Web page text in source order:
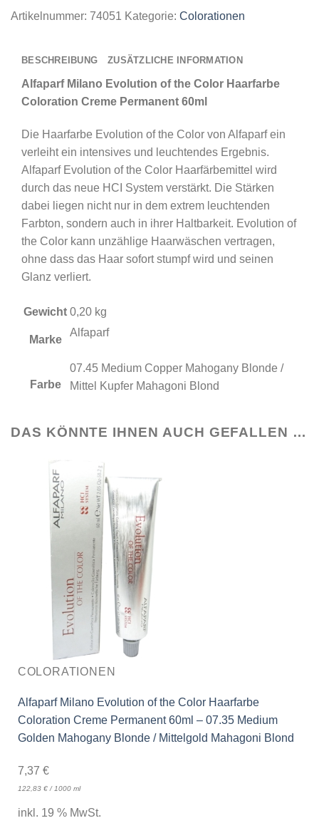
Artikelnummer: 74051 Kategorie: Colorationen
BESCHREIBUNG ZUSÄTZLICHE INFORMATION
Alfaparf Milano Evolution of the Color Haarfarbe
Coloration Creme Permanent 60ml
Die Haarfarbe Evolution of the Color von Alfaparf ein
verleiht ein intensives und leuchtendes Ergebnis.
Alfaparf Evolution of the Color Haarfärbemittel wird
durch das neue HCI System verstärkt. Die Stärken
dabei liegen nicht nur in dem extrem leuchtenden
Farbton, sondern auch in ihrer Haltbarkeit. Evolution of
the Color kann unzählige Haarwäschen vertragen,
ohne dass das Haar sofort stumpf wird und seinen
Glanz verliert.
Gewicht 0,20 kg
Marke
Alfaparf
Farbe
07.45 Medium Copper Mahogany Blonde /
Mittel Kupfer Mahagoni Blond
DAS KÖNNTE IHNEN AUCH GEFALLEN …
COLORATIONEN
Alfaparf Milano Evolution of the Color Haarfarbe
Coloration Creme Permanent 60ml – 07.35 Medium
Golden Mahogany Blonde / Mittelgold Mahagoni Blond
7,37 €
122,83 €/ 1000 ml
inkl. 19 % MwSt.